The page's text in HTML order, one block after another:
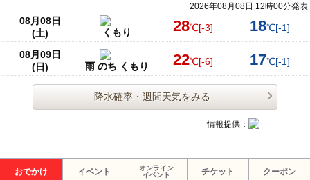
2026年08月08日 12時00分発表
08月08日
(土)
くもり 28℃[-3] 18℃[-1]
08月09日
(日)
雨 のち くもり 22℃[-6] 17℃[-1]
降水確率・週間天気をみる
情報提供：
おでかけ イベント
オンライン
イベント
チケット クーポン